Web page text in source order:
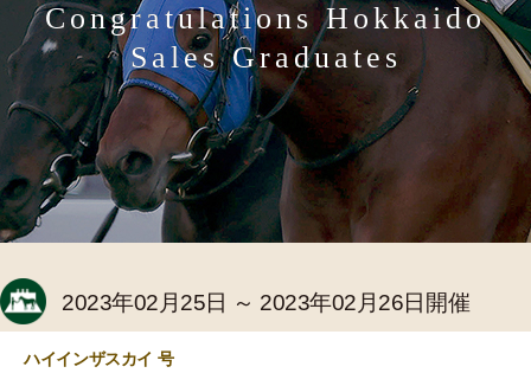
Congratulations Hokkaido
Sales Graduates
2023年02月25日 ～ 2023年02月26日開催
ハイインザスカイ 号